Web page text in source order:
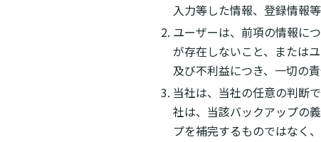
入力等した情報、登録情報
ユーザーは、前項の情報に
が存在しないこと、または
及び不利益につき、一切の
当社は、当社の任意の判断
社は、当該バックアップの
プを補完するものではなく